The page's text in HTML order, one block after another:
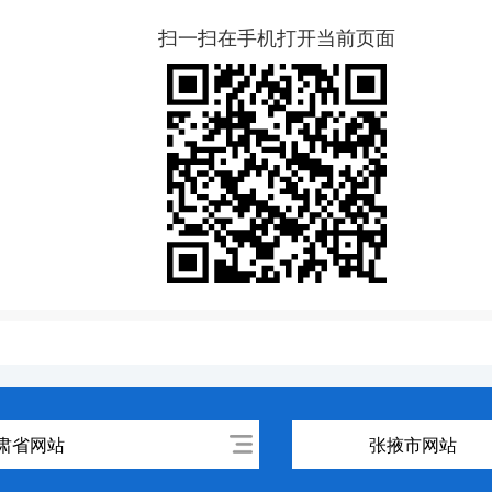
扫一扫在手机打开当前页面
省网站 张掖市网站